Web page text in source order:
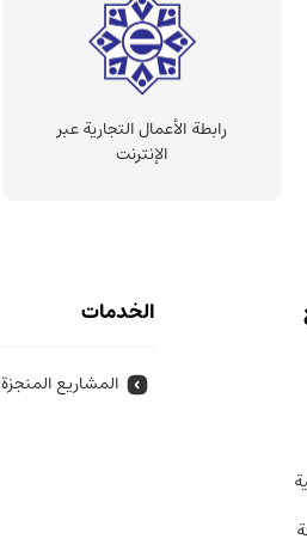
رابطة الأعمال التجارية عبر
الإنترنت
الخدمات
المشاريع المنجزة